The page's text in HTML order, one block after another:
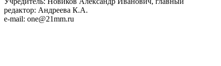
редактор: Андреева К.А.
e-mail: one@21mm.ru